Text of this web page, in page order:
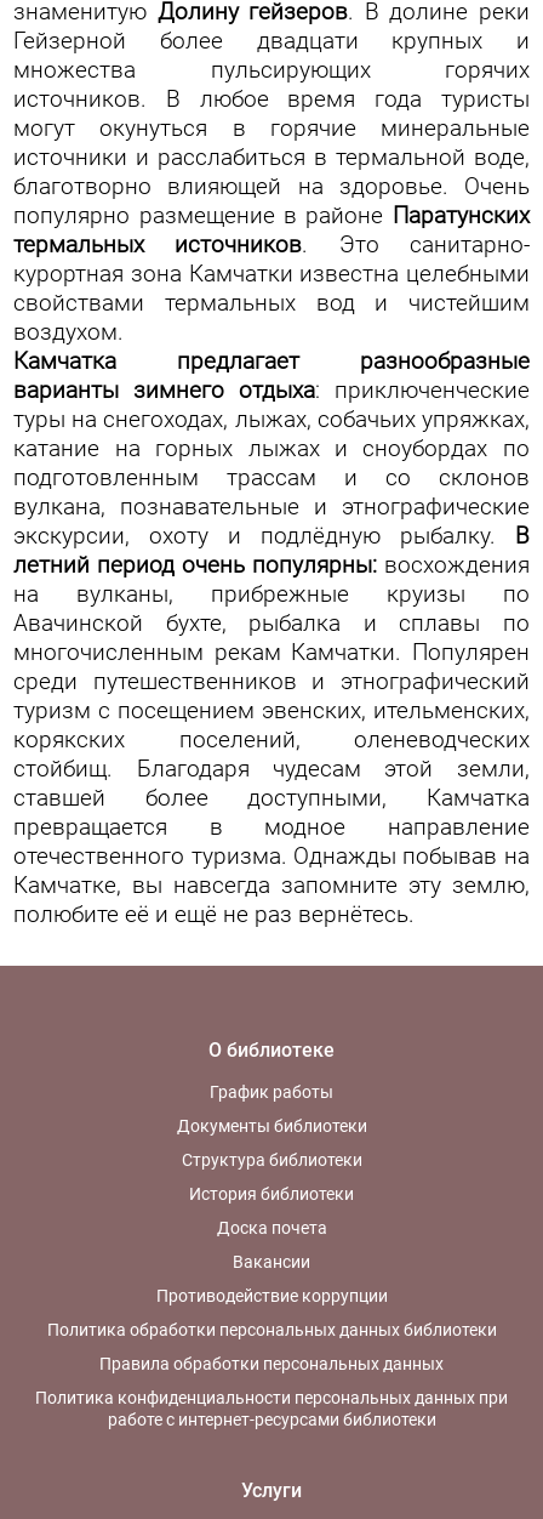
знаменитую Долину гейзеров. В долине реки
Гейзерной более двадцати крупных и
множества пульсирующих горячих
источников. В любое время года туристы
могут окунуться в горячие минеральные
источники и расслабиться в термальной воде,
благотворно влияющей на здоровье. Очень
популярно размещение в районе Паратунских
термальных источников. Это санитарно-
курортная зона Камчатки известна целебными
свойствами термальных вод и чистейшим
воздухом.
Камчатка предлагает разнообразные
варианты зимнего отдыха: приключенческие
туры на снегоходах, лыжах, собачьих упряжках,
катание на горных лыжах и сноубордах по
подготовленным трассам и со склонов
вулкана, познавательные и этнографические
экскурсии, охоту и подлёдную рыбалку.
В
летний период очень популярны:восхождения
на вулканы, прибрежные круизы по
Авачинской бухте, рыбалка и сплавы по
многочисленным рекам Камчатки. Популярен
среди путешественников и этнографический
туризм с посещением эвенских, ительменских,
корякских поселений, оленеводческих
стойбищ. Благодаря чудесам этой земли,
ставшей более доступными, Камчатка
превращается в модное направление
отечественного туризма. Однажды побывав на
Камчатке, вы навсегда запомните эту землю,
полюбите её и ещё не раз вернётесь.
О библиотеке
График работы
Документы библиотеки
Структура библиотеки
История библиотеки
Доска почета
Вакансии
Противодействие коррупции
Политика обработки персональных данных библиотеки
Правила обработки персональных данных
Политика конфиденциальности персональных данных при
работе с интернет-ресурсами библиотеки
Услуги